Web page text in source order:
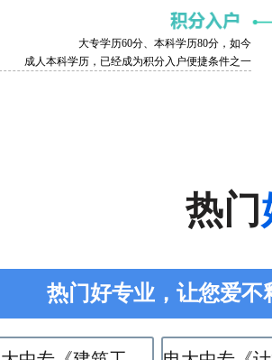
大专学历60分、本科学历80分，如今
成人本科学历，已经成为积分入户便捷条件之一
热门
热门好专业，让您爱